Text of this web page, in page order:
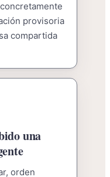
provisoria
compartida
una
orden